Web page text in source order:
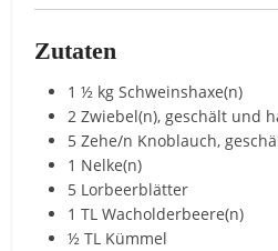
Zutaten
1 ½ kg Schweinshaxe(n)
2 Zwiebel(n), geschält und
5 Zehe/n Knoblauch,
1 Nelke(n)
5 Lorbeerblätter
1 TL Wacholderbeere(n)
½ TL Kümmel